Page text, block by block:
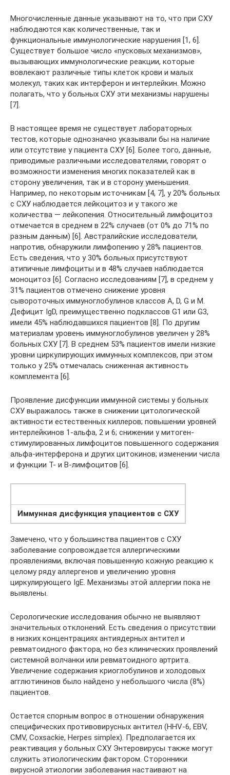
Многочисленные данные указывают на то, что при СХУ
наблюдаются как количественные, так и
функциональные иммунологические нарушения [1, 6].
Существует большое число «пусковых механизмов»,
вызывающих иммунологические реакции, которые
вовлекают различные типы клеток крови и малых
молекул, таких как интерферон и интерлейкин. Можно
полагать, что у больных СХУ эти механизмы нарушены
[7].
В настоящее время не существует лабораторных
тестов, которые однозначно указывали бы на наличие
или отсутствие у пациента СХУ [6]. Более того, данные,
приводимые различными исследователями, говорят о
возможности изменения многих показателей как в
сторону увеличения, так и в сторону уменьшения.
Например, по некоторым источникам [4, 7], у 20% больных
с СХУ наблюдается лейкоцитоз и у такого же
количества — лейкопения. Относительный лимфоцитоз
отмечается в среднем в 22% случаев (от 0% до 71% по
разным данным) [6]. Австралийские исследователи,
напротив, обнаружили лимфопению у 28% пациентов.
Есть сведения, что у 30% больных присутствуют
атипичные лимфоциты и в 48% случаев наблюдается
моноцитоз [6]. Согласно исследованиям [7], в среднем у
31% пациентов отмечено снижение уровня
сывороточных иммуноглобулинов классов A, D, G и M.
Дефицит IgD, преимущественно подклассов G1 или G3,
имели 45% наблюдавшихся пациентов [8]. По другим
материалам уровень иммуноглобулинов увеличен у 28%
больных СХУ [7]. В среднем 53% пациентов имели низкие
уровни циркулирующих иммунных комплексов, при этом
только у 25% отмечалась сниженная активность
комплемента [6].
Проявление дисфункции иммунной системы у больных
СХУ выражалось также в снижении цитологической
активности естественных киллеров; повышении уровней
интерлейкинов 1-альфа, 2 и 6; снижении у митоген-
стимулированных лимфоцитов повышенного содержания
альфа-интерферона и других цитокинов; изменении числа
и функции Т- и В-лимфоцитов [6].
Иммунная дисфункция упациентов с СХУ
Замечено, что у большинства пациентов с СХУ
заболевание сопровождается аллергическими
проявлениями, включая повышенную кожную реакцию к
целому ряду аллергенов и увеличению уровня
циркулирующего IgE. Механизмы этой аллергии пока не
выявлены.
Серологические исследования обычно не выявляют
значительных отклонений. Есть сведения о присутствии
в низких концентрациях антиядерных антител и
ревматоидного фактора, но без клинических проявлений
системной волчанки или ревматоидного артрита.
Увеличение содержания криоглобулинов и холодовых
агглютининов было найдено у небольшого числа (8%)
пациентов.
Остается спорным вопрос в отношении обнаружения
специфических противовирусных антител (HHV-6, EBV,
CMV, Coxsackie, Herpes simplex). Предполагается их
реактивация у больных СХУ. Энтеровирусы также могут
служить этиологическим фактором. Сторонники
вирусной этиологии заболевания настаивают на